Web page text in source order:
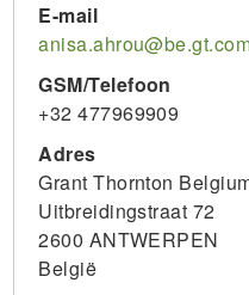
E-mail
GSM/Telefoon
+32 477969909
Adres
Grant Thornton
Uitbreidingstraat 72
2600 ANTWERPEN
België